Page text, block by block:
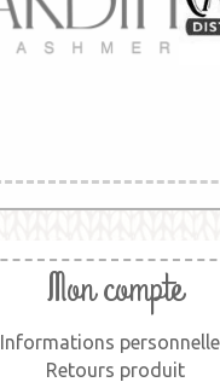
Mon compte
Informations
Retours produit